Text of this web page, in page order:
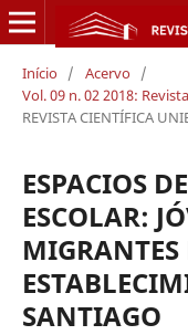
Início / Acervo /
Vol. 09 n. 02 2018:
REVISTA CIENTÍFICA
ESPACIOS
ESCOLAR:
MIGRANTES
SANTIAGO